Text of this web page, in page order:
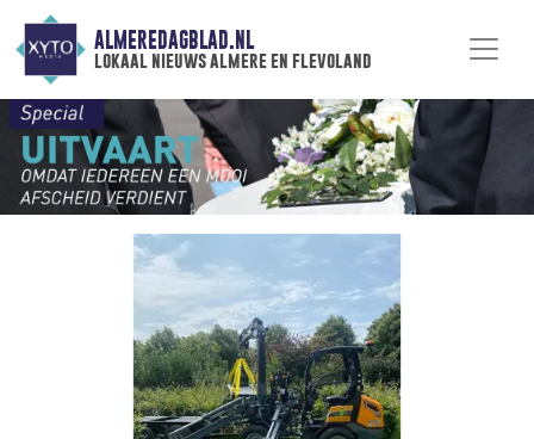
ALMEREDAGBLAD.NL
lokaal nieuws almere en flevoland